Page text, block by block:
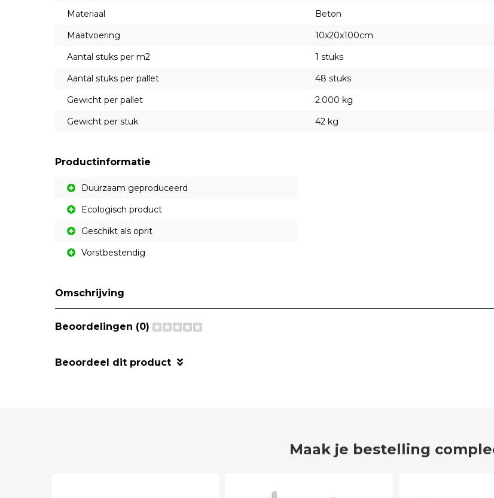
Materiaal
Beton
Maatvoering
10x20x100cm
Aantal stuks per m2
1 stuks
Aantal stuks per pallet
48 stuks
Gewicht per pallet
2.000 kg
Gewicht per stuk
42 kg
Productinformatie
Duurzaam geproduceerd
Ecologisch product
Geschikt als oprit
Vorstbestendig
Omschrijving
Beoordelingen (0)
Beoordeel dit product
Maak je bestelling